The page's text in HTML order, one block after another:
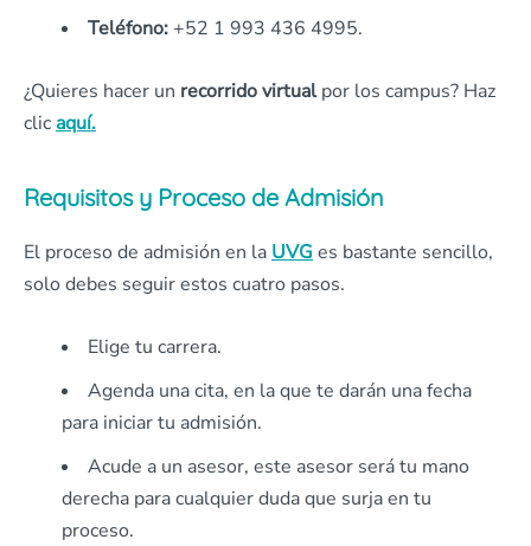
Teléfono: +52 1 993 436 4995.
¿Quieres hacer un recorrido virtualpor los campus? Haz
clicaquí.
Requisitos y Proceso de Admisión
El proceso de admisión en la UVG es bastante sencillo,
solo debes seguir estos cuatro pasos.
Elige tu carrera.
Agenda una cita, en la que te darán una fecha
para iniciar tu admisión.
Acude a un asesor, este asesor será tu mano
derecha para cualquier duda que surja en tu
proceso.